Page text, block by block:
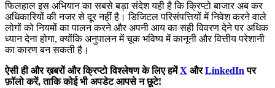
फिलहाल इस अभियान का सबसे बड़ा संदेश यही है कि क्रिप्टो बाजार अब कर
अधिकारियों की नजर से दूर नहीं है। डिजिटल परिसंपत्तियों में निवेश करने वाले
लोगों को नियमों का पालन करने और अपनी आय का सही विवरण देने पर अधिक
ध्यान देना होगा, क्योंकि अनुपालन में चूक भविष्य में कानूनी और वित्तीय परेशानी
का कारण बन सकती है।
ऐसी ही और ख़बरों और क्रिप्टो विश्लेषण के लिए हमेंX औरLinkedIn पर
फ़ॉलो करें, ताकि कोई भी अपडेट आपसे न छूटे!